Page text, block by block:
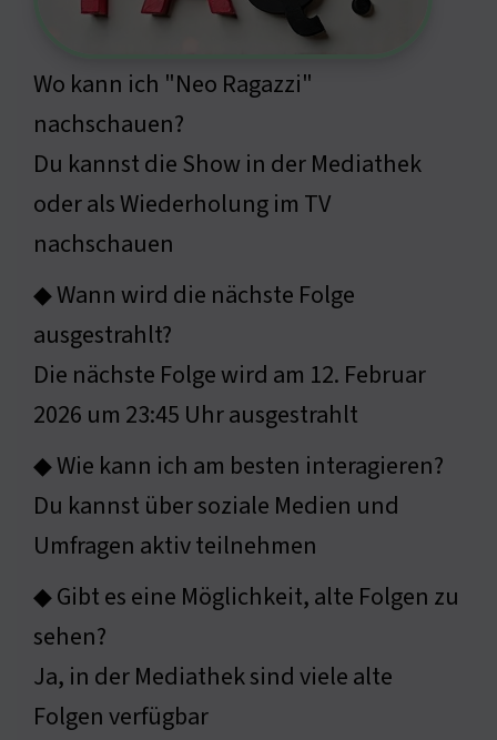
Wo kann ich "Neo Ragazzi"
nachschauen?
Du kannst die Show in der Mediathek
oder als Wiederholung im TV
nachschauen
◆ Wann wird die nächste Folge
ausgestrahlt?
Die nächste Folge wird am 12. Februar
2026 um 23:45 Uhr ausgestrahlt
◆ Wie kann ich am besten interagieren?
Du kannst über soziale Medien und
Umfragen aktiv teilnehmen
◆ Gibt es eine Möglichkeit, alte Folgen zu
sehen?
Ja, in der Mediathek sind viele alte
Folgen verfügbar